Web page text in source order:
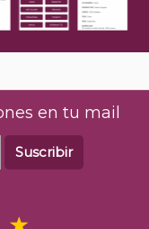
en tu mail
Suscribir